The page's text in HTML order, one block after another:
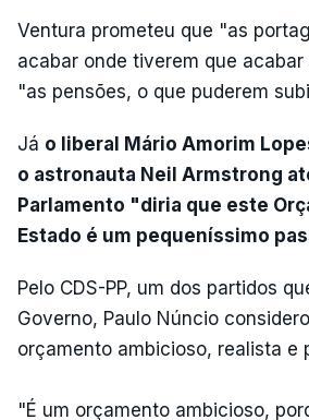
Ventura prometeu que "as
acabar onde tiverem que
"as pensões, o que puderem
Já o liberal Mário Amorim
o astronauta Neil Armstrong
Parlamento "diria que este
Estado é um pequeníssimo
Pelo CDS-PP, um dos partidos
Governo, Paulo Núncio
orçamento ambicioso, realista e
"É um orçamento ambicioso,